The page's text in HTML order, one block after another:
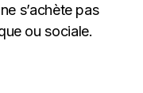
s’achète pas
ou sociale.